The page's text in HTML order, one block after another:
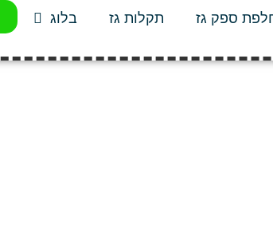
ספק גז תקלות גז בלוג